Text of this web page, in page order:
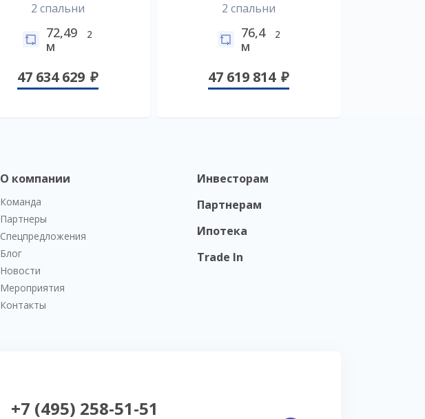
2 спальни
72,49
м
2
47 634 629
2 спальни
76,4
м
2
47 619 814
О компании
Команда
Партнеры
Спецпредложения
Блог
Новости
Мероприятия
Контакты
Инвесторам
Партнерам
Ипотека
Trade In
+7 (495) 258-51-51